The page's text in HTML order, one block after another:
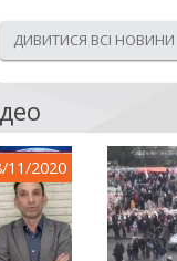
ДИВИТИСЯ ВСІ НОВИНИ
11/2020